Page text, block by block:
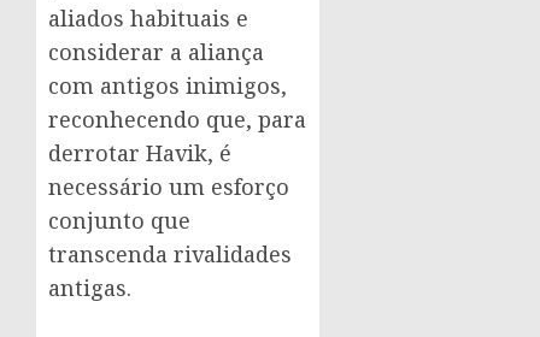
aliados habituais e
considerar a aliança
com antigos inimigos,
reconhecendo que, para
derrotar Havik, é
necessário um esforço
conjunto que
transcenda rivalidades
antigas.